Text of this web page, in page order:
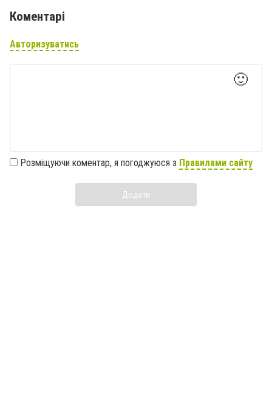
Коментарі
Авторизуватись
🙂
Розміщуючи коментар, я погоджуюся з Правилами сайту
Додати